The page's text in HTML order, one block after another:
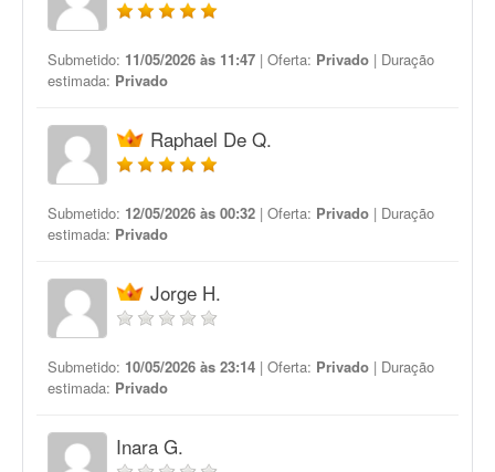
Submetido: 11/05/2026 às 11:47 | Oferta: Privado | Duração
estimada: Privado
Raphael De Q.
Submetido: 12/05/2026 às 00:32 | Oferta: Privado | Duração
estimada: Privado
Jorge H.
Submetido: 10/05/2026 às 23:14 | Oferta: Privado | Duração
estimada: Privado
Inara G.